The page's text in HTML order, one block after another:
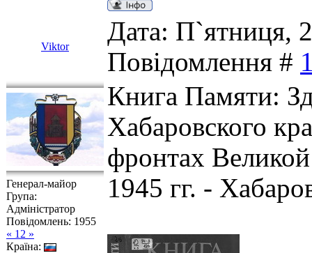
Viktor
Дата: П`ятниця,
Повідомлення #
Генерал-майор
Група:
Адміністратор
Повідомлень: 1955
« 12 »
Країна:
Книга Памяти:
Хабаровского
фронтах
1945 гг. -